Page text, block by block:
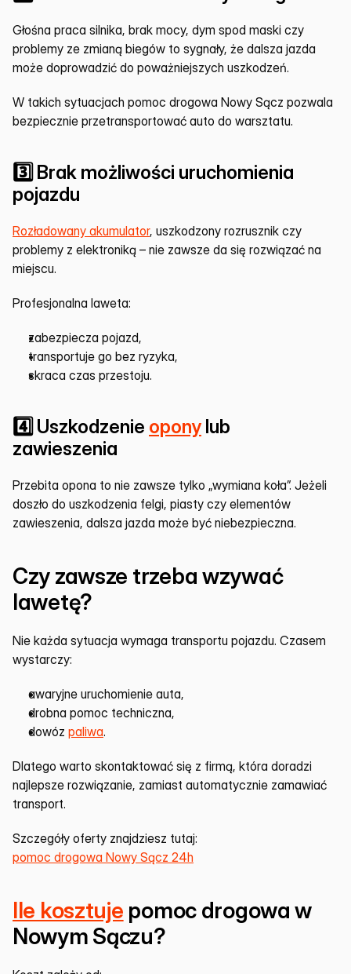
Głośna praca silnika, brak mocy, dym spod maski czy
problemy ze zmianą biegów to sygnały, że dalsza jazda
może doprowadzić do poważniejszych uszkodzeń.
W takich sytuacjach pomoc drogowa Nowy Sącz pozwala
bezpiecznie przetransportować auto do warsztatu.
3️⃣ Brak możliwości uruchomienia
pojazdu
Rozładowany akumulator, uszkodzony rozrusznik czy
problemy z elektroniką – nie zawsze da się rozwiązać na
miejscu.
Profesjonalna laweta:
zabezpiecza pojazd,
transportuje go bez ryzyka,
skraca czas przestoju.
4️⃣ Uszkodzenie opony lub
zawieszenia
Przebita opona to nie zawsze tylko „wymiana koła”. Jeżeli
doszło do uszkodzenia felgi, piasty czy elementów
zawieszenia, dalsza jazda może być niebezpieczna.
Czy zawsze trzeba wzywać
lawetę?
Nie każda sytuacja wymaga transportu pojazdu. Czasem
wystarczy:
awaryjne uruchomienie auta,
drobna pomoc techniczna,
dowóz paliwa.
Dlatego warto skontaktować się z firmą, która doradzi
najlepsze rozwiązanie, zamiast automatycznie zamawiać
transport.
Szczegóły oferty znajdziesz tutaj:
pomoc drogowa Nowy Sącz 24h
Ile kosztuje pomoc drogowa w
Nowym Sączu?